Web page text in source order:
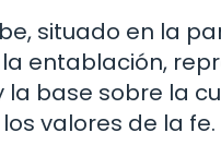
situado en la
entablación,
la base sobre la
valores de la fe.